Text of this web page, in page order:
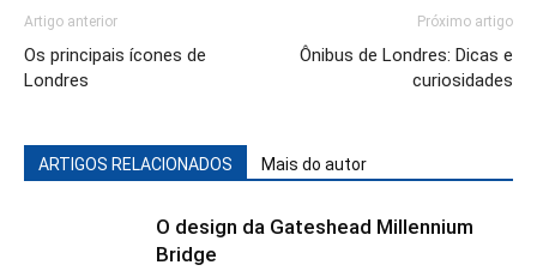
Artigo anterior
Os principais ícones de
Londres
Próximo artigo
Ônibus de Londres: Dicas e
curiosidades
ARTIGOS RELACIONADOS Mais do autor
O design da Gateshead Millennium
Bridge